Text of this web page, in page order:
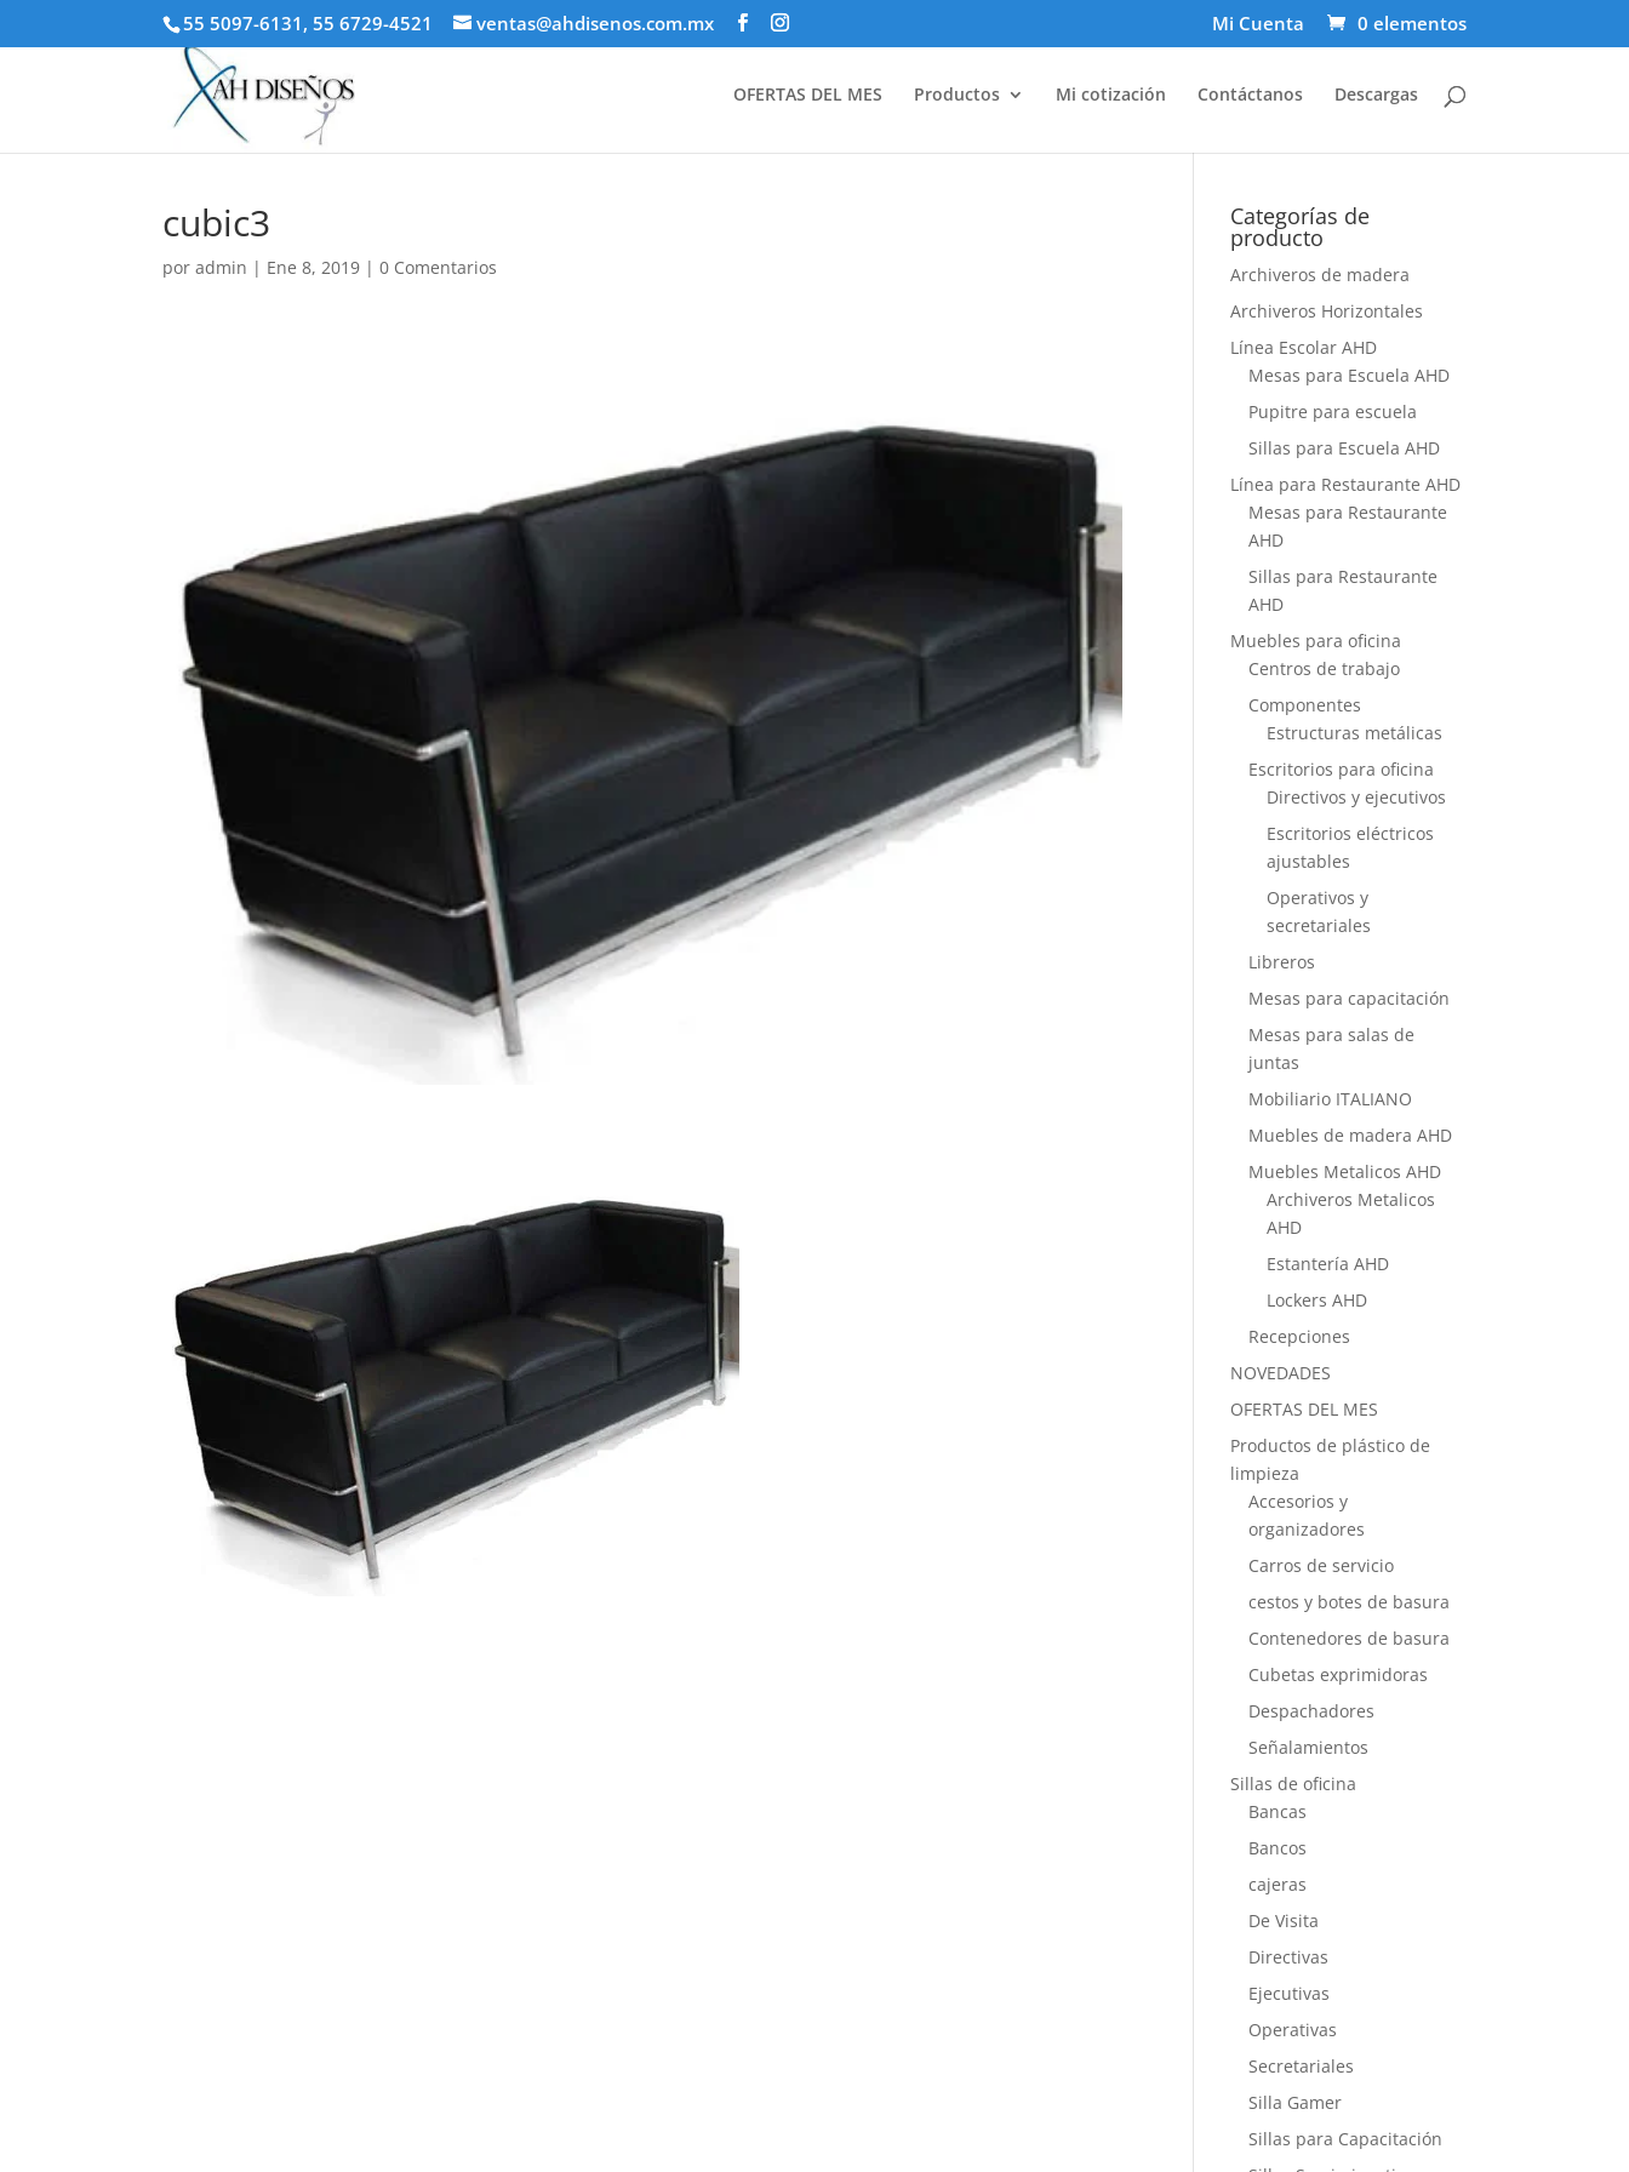
55 5097-6131, 55 6729-4521 ventas@ahdisenos.com.mx Mi Cuenta 0 elementos
OFERTAS DEL MES Productos Mi cotización Contáctanos Descargas
cubic3
poradmin | Ene 8, 2019 |0 Comentarios
Categorías de
producto
Archiveros de madera
Archiveros Horizontales
Línea Escolar AHD
Mesas para Escuela AHD
Pupitre para escuela
Sillas para Escuela AHD
Línea para Restaurante AHD
Mesas para Restaurante
AHD
Sillas para Restaurante
AHD
Muebles para oficina
Centros de trabajo
Componentes
Estructuras metálicas
Escritorios para oficina
Directivos y ejecutivos
Escritorios eléctricos
ajustables
Operativos y
secretariales
Libreros
Mesas para capacitación
Mesas para salas de
juntas
Mobiliario ITALIANO
Muebles de madera AHD
Muebles Metalicos AHD
Archiveros Metalicos
AHD
Estantería AHD
Lockers AHD
Recepciones
NOVEDADES
OFERTAS DEL MES
Productos de plástico de
limpieza
Accesorios y
organizadores
Carros de servicio
cestos y botes de basura
Contenedores de basura
Cubetas exprimidoras
Despachadores
Señalamientos
Sillas de oficina
Bancas
Bancos
cajeras
De Visita
Directivas
Ejecutivas
Operativas
Secretariales
Silla Gamer
Sillas para Capacitación